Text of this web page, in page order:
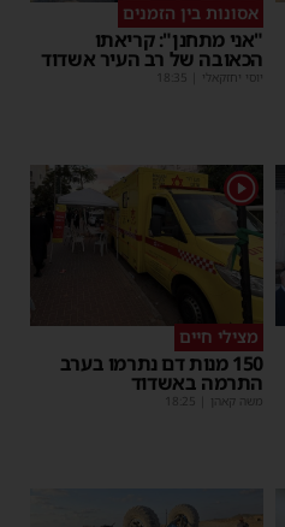
אסונות בין הזמנים
"אני מתחנן": קריאתו
הכאובה של רב העיר אשדוד
יוסי יחזקאלי 18:35
1
מצילי חיים
150 מנות דם נתרמו בערב
התרמה באשדוד
משה קאהן 18:25